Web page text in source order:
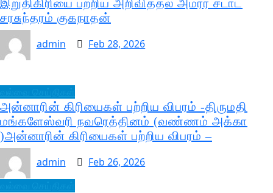
இறுதிகிரியை பற்றிய அறிவித்தல் அமரர் சடாட்
சரசுந்தரம் குகநாதன்
admin
Feb 28, 2026
அன்னாரின் கிரியைகள் பற்றிய விபரம் -திருமதி
மங்களேஸ்வரி நவரெத்தினம் (வண்ணம் அக்கா
)அன்னாரின் கிரியைகள் பற்றிய விபரம் –
admin
Feb 26, 2026